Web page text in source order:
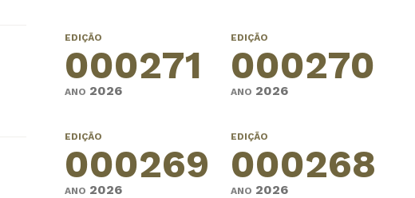
EDIÇÃO
000271
ANO 2026
EDIÇÃO
000270
ANO 2026
EDIÇÃO
000269
ANO 2026
EDIÇÃO
000268
ANO 2026